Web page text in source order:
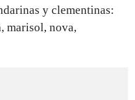
y clementinas:
marisol, nova,